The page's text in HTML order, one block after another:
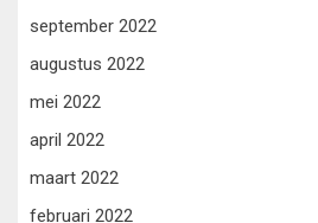
september 2022
augustus 2022
mei 2022
april 2022
maart 2022
februari 2022